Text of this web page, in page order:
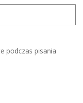
podczas pisania